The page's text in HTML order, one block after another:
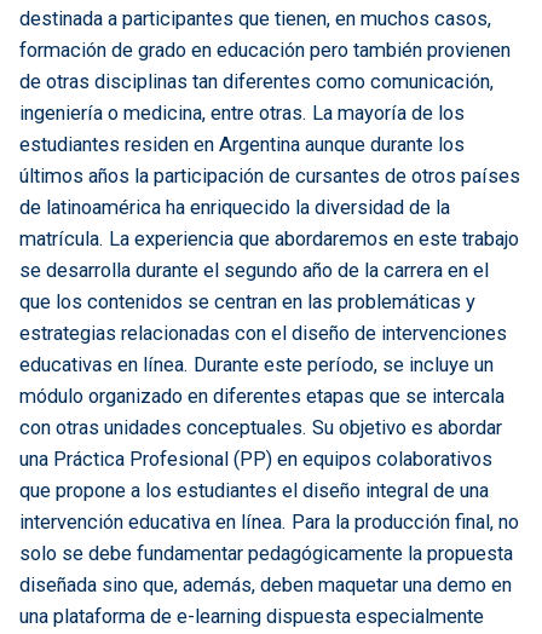
destinada a participantes que tienen, en muchos casos,
formación de grado en educación pero también provienen
de otras disciplinas tan diferentes como comunicación,
ingeniería o medicina, entre otras. La mayoría de los
estudiantes residen en Argentina aunque durante los
últimos años la participación de cursantes de otros países
de latinoamérica ha enriquecido la diversidad de la
matrícula. La experiencia que abordaremos en este trabajo
se desarrolla durante el segundo año de la carrera en el
que los contenidos se centran en las problemáticas y
estrategias relacionadas con el diseño de intervenciones
educativas en línea. Durante este período, se incluye un
módulo organizado en diferentes etapas que se intercala
con otras unidades conceptuales. Su objetivo es abordar
una Práctica Profesional (PP) en equipos colaborativos
que propone a los estudiantes el diseño integral de una
intervención educativa en línea. Para la producción final, no
solo se debe fundamentar pedagógicamente la propuesta
diseñada sino que, además, deben maquetar una demo en
una plataforma de e-learning dispuesta especialmente